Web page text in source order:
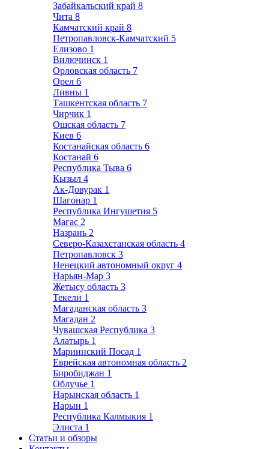
Забайкальский край 8
Чита 8
Камчатский край 8
Петропавловск-Камчатский 5
Елизово 1
Вилючинск 1
Орловская область 7
Орел 6
Ливны 1
Ташкентская область 7
Чирчик 1
Ошская область 7
Киев 6
Костанайская область 6
Костанай 6
Республика Тыва 6
Кызыл 4
Ак-Довурак 1
Шагонар 1
Республика Ингушетия 5
Магас 2
Назрань 2
Северо-Казахстанская область 4
Петропавловск 3
Ненецкий автономный округ 4
Нарьян-Мар 3
Жетысу область 3
Текели 1
Магаданская область 3
Магадан 2
Чувашская Республика 3
Алатырь 1
Мариинский Посад 1
Еврейская автономная область 2
Биробиджан 1
Облучье 1
Нарынская область 1
Нарын 1
Республика Калмыкия 1
Элиста 1
Статьи и обзоры